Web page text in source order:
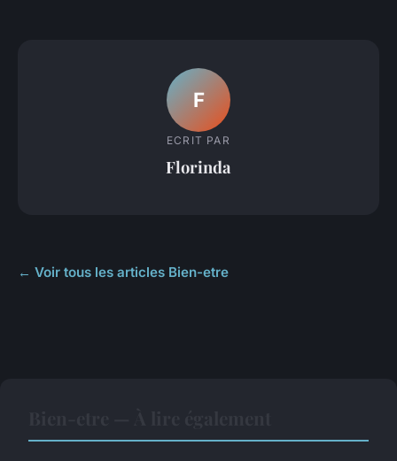
F
ECRIT PAR
Florinda
← Voir tous les articles Bien-etre